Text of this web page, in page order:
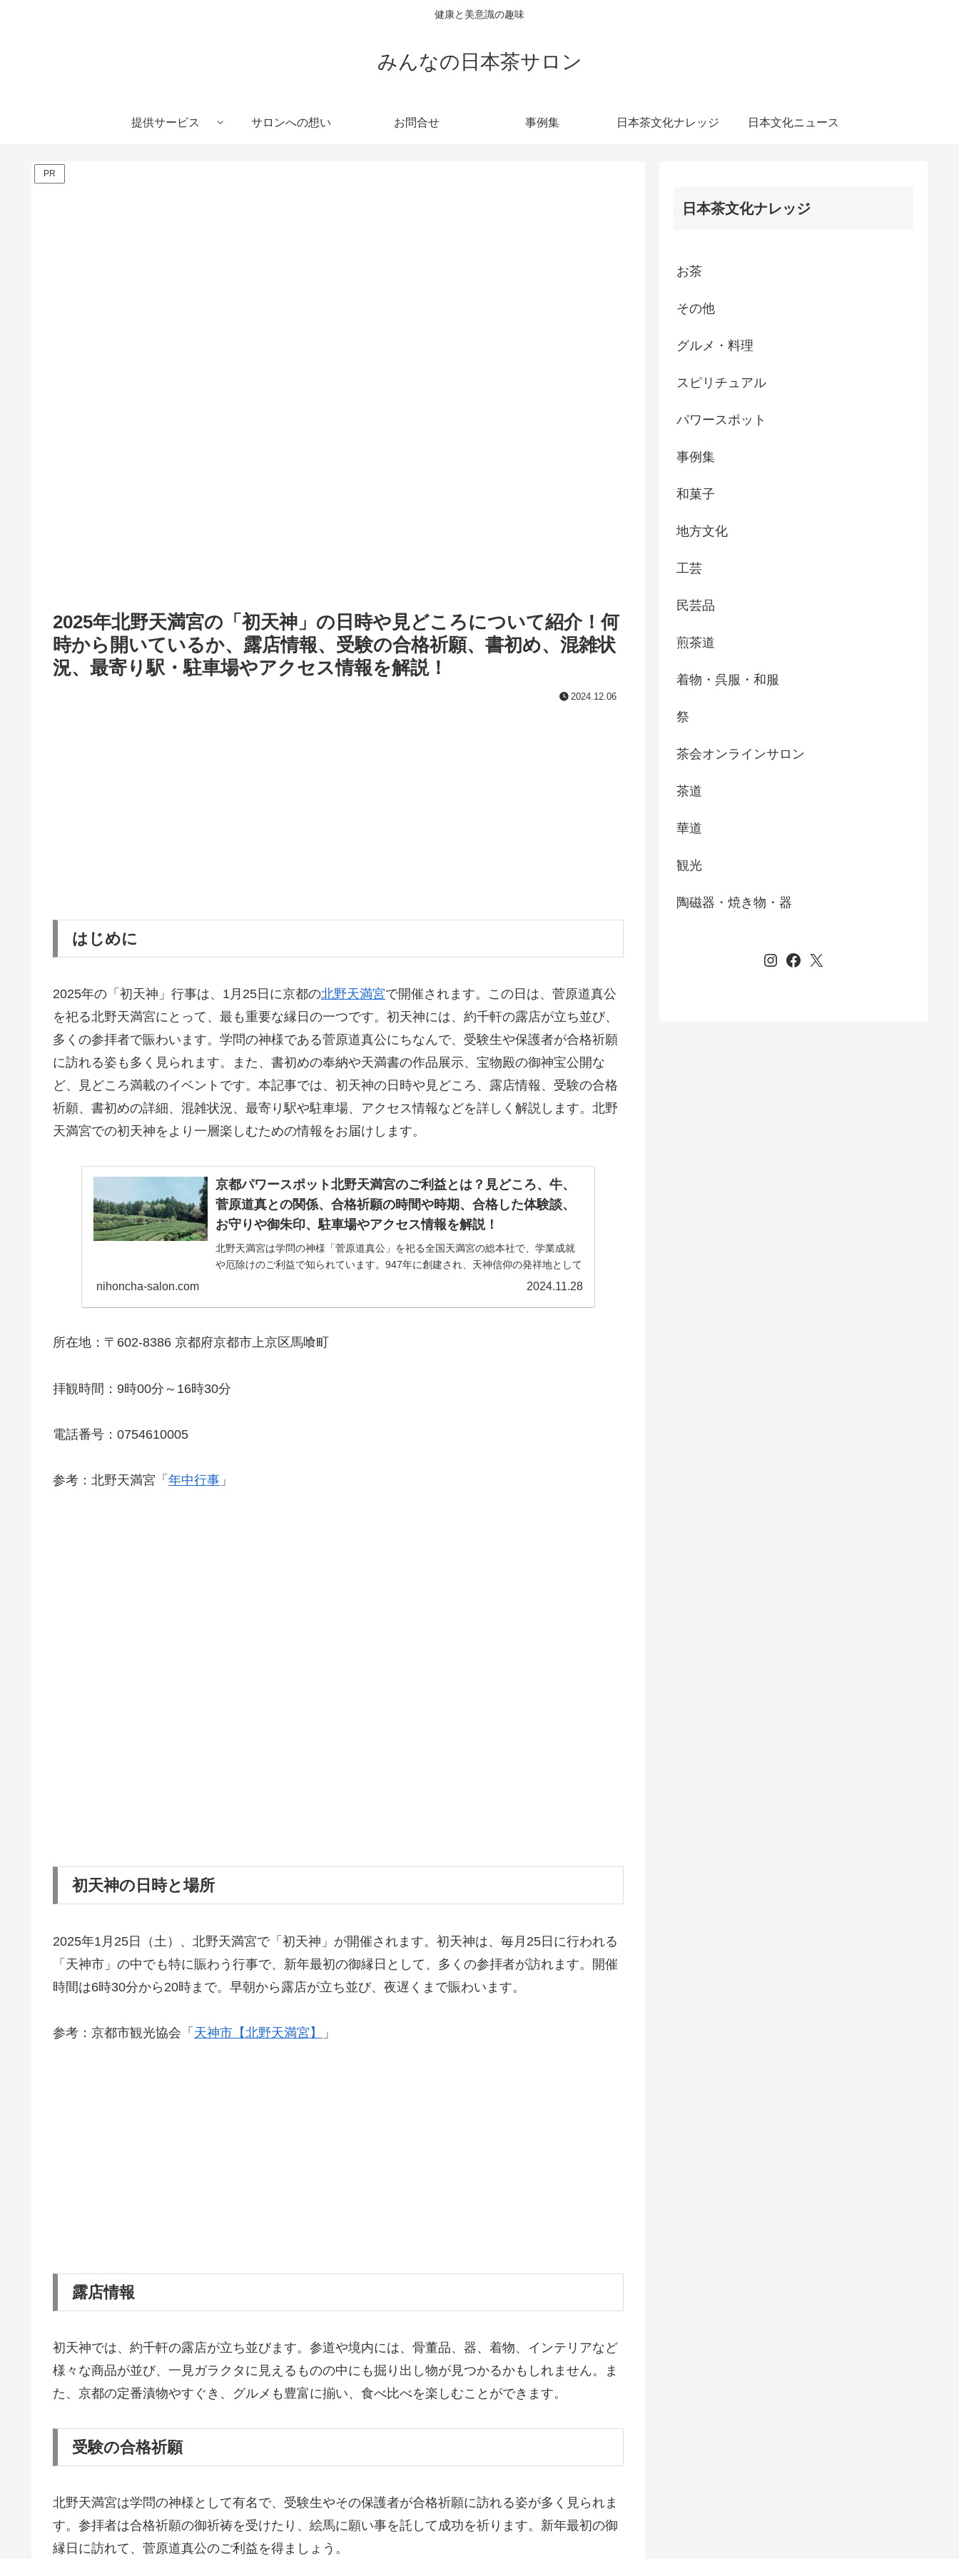
健康と美意識の趣味
みんなの日本茶サロン
提供サービス サロンへの想い お問合せ 事例集 日本茶文化ナレッジ 日本文化ニュース
PR
2025年北野天満宮の「初天神」の日時や見どころについて紹介！何
時から開いているか、露店情報、受験の合格祈願、書初め、混雑状
況、最寄り駅・駐車場やアクセス情報を解説！
2024.12.06
はじめに
2025年の「初天神」行事は、1月25日に京都の北野天満宮で開催されます。この日は、菅原道真公
を祀る北野天満宮にとって、最も重要な縁日の一つです。初天神には、約千軒の露店が立ち並び、
多くの参拝者で賑わいます。学問の神様である菅原道真公にちなんで、受験生や保護者が合格祈願
に訪れる姿も多く見られます。また、書初めの奉納や天満書の作品展示、宝物殿の御神宝公開な
ど、見どころ満載のイベントです。本記事では、初天神の日時や見どころ、露店情報、受験の合格
祈願、書初めの詳細、混雑状況、最寄り駅や駐車場、アクセス情報などを詳しく解説します。北野
天満宮での初天神をより一層楽しむための情報をお届けします。
京都パワースポット北野天満宮のご利益とは？見どころ、牛、
菅原道真との関係、合格祈願の時間や時期、合格した体験談、
お守りや御朱印、駐車場やアクセス情報を解説！
北野天満宮は学問の神様「菅原道真公」を祀る全国天満宮の総本社で、学業成就
や厄除けのご利益で知られています。947年に創建され、天神信仰の発祥地として
も親しまれており、「北野の天神さん」「北野さん」として多くの参拝者が訪れ
nihoncha-salon.com 2024.11.28
所在地：〒602-8386 京都府京都市上京区馬喰町
拝観時間：9時00分～16時30分
電話番号：0754610005
参考：北野天満宮「 年中行事 」
初天神の日時と場所
2025年1月25日（土）、北野天満宮で「初天神」が開催されます。初天神は、毎月25日に行われる
「天神市」の中でも特に賑わう行事で、新年最初の御縁日として、多くの参拝者が訪れます。開催
時間は6時30分から20時まで。早朝から露店が立ち並び、夜遅くまで賑わいます。
参考：京都市観光協会「 天神市【北野天満宮】 」
露店情報
初天神では、約千軒の露店が立ち並びます。参道や境内には、骨董品、器、着物、インテリアなど
様々な商品が並び、一見ガラクタに見えるものの中にも掘り出し物が見つかるかもしれません。ま
た、京都の定番漬物やすぐき、グルメも豊富に揃い、食べ比べを楽しむことができます。
受験の合格祈願
北野天満宮は学問の神様として有名で、受験生やその保護者が合格祈願に訪れる姿が多く見られま
す。参拝者は合格祈願の御祈祷を受けたり、絵馬に願い事を託して成功を祈ります。新年最初の御
縁日に訪れて、菅原道真公のご利益を得ましょう。
日本茶文化ナレッジ
お茶
その他
グルメ・料理
スピリチュアル
パワースポット
事例集
和菓子
地方文化
工芸
民芸品
煎茶道
着物・呉服・和服
祭
茶会オンラインサロン
茶道
華道
観光
陶磁器・焼き物・器
Instagram
Facebook